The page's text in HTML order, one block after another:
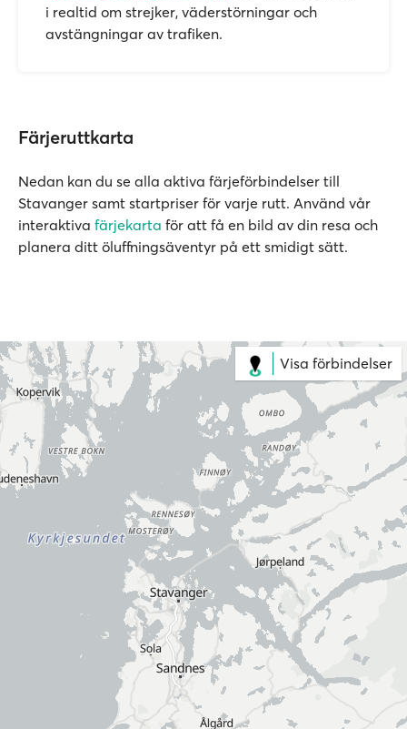
i realtid om strejker, väderstörningar och
avstängningar av trafiken.
Färjeruttkarta
Nedan kan du se alla aktiva färjeförbindelser till
Stavanger samt startpriser för varje rutt. Använd vår
interaktiva färjekarta för att få en bild av din resa och
planera ditt öluffningsäventyr på ett smidigt sätt.
Visa förbindelser